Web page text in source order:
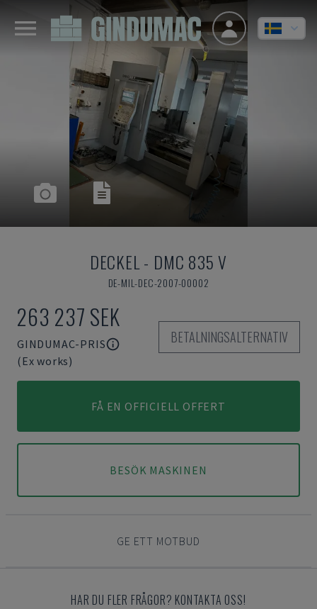
DECKEL- DMC 835 V
DE-MIL-DEC-2007-00002
263 237 SEK
GINDUMAC-PRIS
(Ex works)
BETALNINGSALTERNATIV
FÅ EN OFFICIELL OFFERT
BESÖK MASKINEN
GE ETT MOTBUD
HAR DU FLER FRÅGOR? KONTAKTA OSS!